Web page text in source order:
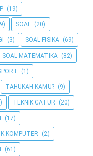
(19)
SOAL (20)
(3) SOAL FISIKA (69)
SOAL MATEMATIKA (82)
(1)
TAHUKAH KAMU? (9)
TEKNIK CATUR (20)
(17)
KOMPUTER (2)
(61)